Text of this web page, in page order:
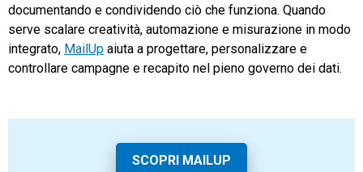
documentando e condividendo ciò che funziona. Quando
serve scalare creatività, automazione e misurazione in modo
integrato, MailUp aiuta a progettare, personalizzare e
controllare campagne e recapito nel pieno governo dei dati.
SCOPRI MAILUP